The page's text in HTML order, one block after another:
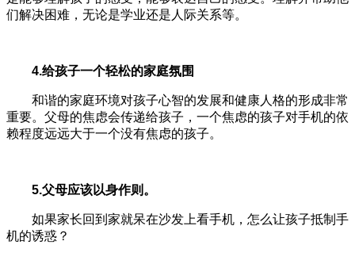
们解决困难，无论是学业还是人际关系等。
4.给孩子一个轻松的家庭氛围
和谐的家庭环境对孩子心智的发展和健康人格的形成非常
重要。父母的焦虑会传递给孩子，一个焦虑的孩子对手机的依
赖程度远远大于一个没有焦虑的孩子。
5.父母应该以身作则。
如果家长回到家就呆在沙发上看手机，怎么让孩子抵制手
机的诱惑？